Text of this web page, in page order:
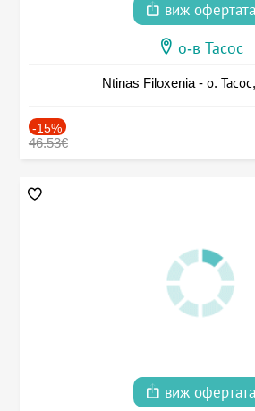
виж офертата
о-в Тасос
Ntinas Filoxenia - о.
-15%
46.53€
виж офертата